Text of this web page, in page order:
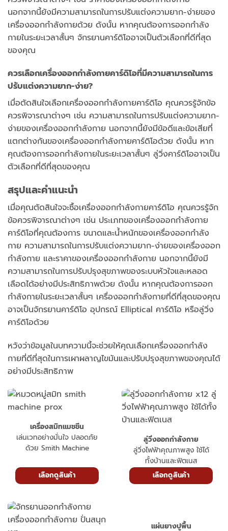
นอกจากนี้ยังมีความสามารถในการปรับแต่งความยาก-ง่ายของ
เครื่องออกกำลังกายด้วย ดังนั้น หากคุณต้องการออกกำลัง
กายในระยะเวลาสั้นๆ จักรยานคาร์ดิโออาจเป็นตัวเลือกที่ดีที่สุด
ของคุณ
ควรเลือกเครื่องออกกำลังกายคาร์ดิโอที่มีความสามารถในการ
ปรับแต่งความยาก-ง่าย?
เมื่อตัดสินใจเลือกเครื่องออกกำลังกายคาร์ดิโอ คุณควรรู้จักข้อ
ควรพิจารณาต่างๆ เช่น ความสามารถในการปรับแต่งความยาก-
ง่ายของเครื่องออกกำลังกาย นอกจากนี้ยังมีข้อดีและข้อเสียที่
แตกต่างกันของเครื่องออกกำลังกายคาร์ดิโอด้วย ดังนั้น หาก
คุณต้องการออกกำลังกายในระยะเวลาสั้นๆ ลู่วิ่งคาร์ดิโออาจเป็น
ตัวเลือกที่ดีที่สุดของคุณ
สรุปและคำแนะนำ
เมื่อคุณตัดสินใจจะซื้อเครื่องออกกำลังกายคาร์ดิโอ คุณควรรู้จัก
ข้อควรพิจารณาต่างๆ เช่น ประเภทของเครื่องออกกำลังกาย
คาร์ดิโอที่คุณต้องการ ขนาดและน้ำหนักของเครื่องออกกำลัง
กาย ความสามารถในการปรับแต่งความยาก-ง่ายของเครื่องออก
กำลังกาย และราคาของเครื่องออกกำลังกาย นอกจากนี้ยังมี
ความสามารถในการปรับปรุงสุขภาพของระบบหัวใจและหลอด
เลือดได้อย่างมีประสิทธิภาพด้วย ดังนั้น หากคุณต้องการออก
กำลังกายในระยะเวลาสั้นๆ เครื่องออกกำลังกายที่ดีที่สุดของคุณ
อาจเป็นจักรยานคาร์ดิโอ อุปกรณ์ Elliptical คาร์ดิโอ หรือลู่วิ่ง
คาร์ดิโอด้วย
หวังว่าข้อมูลในบทความนี้จะช่วยให้คุณเลือกเครื่องออกกำลัง
กายที่ดีที่สุดในการเผาผลาญไขมันและปรับปรุงสุขภาพของคุณได้
อย่างมีประสิทธิภาพ
เครื่องสมิทแมชชีน
เล่นเวทอย่างมั่นใจ ปลอดภัย
ด้วย Smith Machine
เลือกดูสินค้า
ลู่วิ่งออกกำลังกาย
ลู่วิ่งไฟฟ้าคุณภาพสูง ใช้ได้
ทั้งบ้านและฟิตเนส
เลือกดูสินค้า
แผ่นยางปูพื้น